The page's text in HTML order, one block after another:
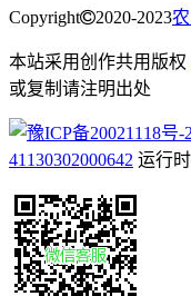
Copyright 2020-2023
本站采用创作共用版权
或复制请注明出处
41130302000642 运行